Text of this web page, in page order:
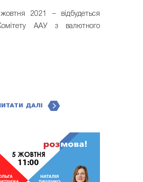
2021 – відбудеться
ААУ з валютного
ДАЛІ